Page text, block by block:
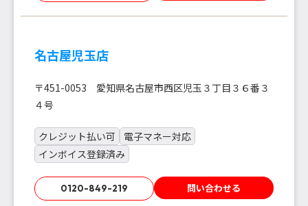
名古屋児玉店
〒451-0053 愛知県名古屋市西区児玉３丁目３６番３
４号
クレジット払い可
電子マネー対応
インボイス登録済み
0120-849-219 問い合わせる